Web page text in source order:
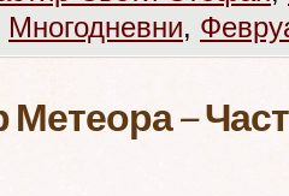
Многодневни,
–